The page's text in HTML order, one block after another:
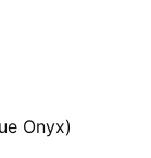
Onyx)